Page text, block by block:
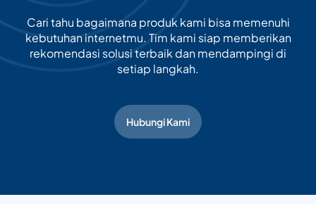
Cari tahu bagaimana produk kami bisa memenuhi
kebutuhan internetmu. Tim kami siap memberikan
rekomendasi solusi terbaik dan mendampingi di
setiap langkah.
Hubungi Kami